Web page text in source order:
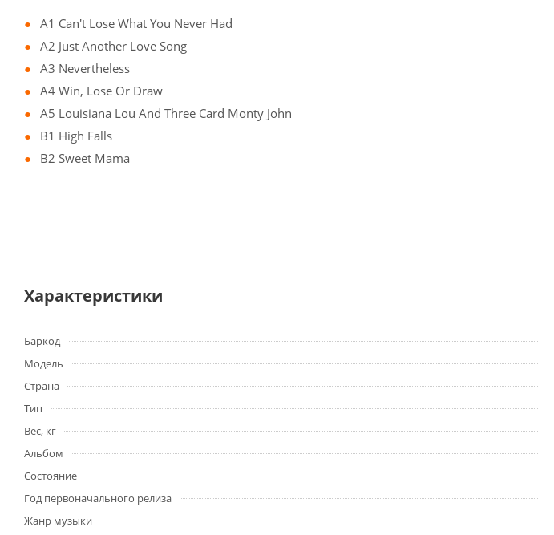
A1 Can't Lose What You Never Had
A2 Just Another Love Song
A3 Nevertheless
A4 Win, Lose Or Draw
A5 Louisiana Lou And Three Card Monty John
B1 High Falls
B2 Sweet Mama
Характеристики
Баркод
Модель
Страна
Тип
Вес, кг
Альбом
Состояние
Год первоначального релиза
Жанр музыки